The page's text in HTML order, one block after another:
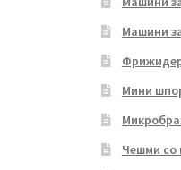
Машини
Мини
Чешми со